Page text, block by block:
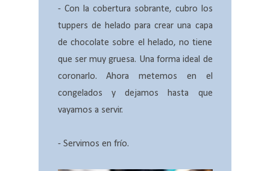
- Con la cobertura sobrante, cubro los
tuppers de helado para crear una capa
de chocolate sobre el helado, no tiene
que ser muy gruesa. Una forma ideal de
coronarlo. Ahora metemos en el
congelados y dejamos hasta que
vayamos a servir.
- Servimos en frío.